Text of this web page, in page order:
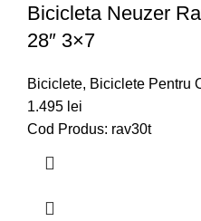
Bicicleta Neuzer
28″ 3×7
Biciclete, Biciclete Pentru
1.495 lei
Cod Produs: rav30t